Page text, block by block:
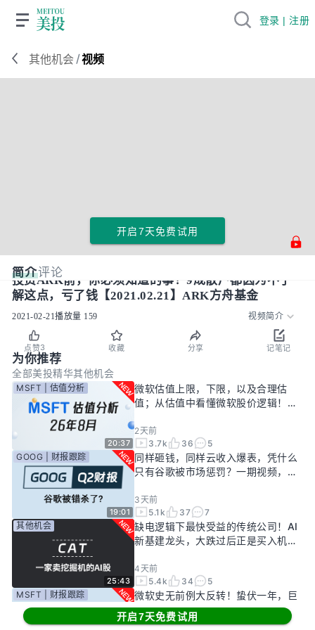
其他机会 /视频
开启7天免费试用
简介评论
投资ARK前，你必须知道的事！9成散户都因为不了
解这点，亏了钱【2021.02.21】ARK方舟基金
2021-02-21播放量 159 视频简介
点赞3 收藏 分享 记笔记
为你推荐
全部美投精华其他机会
20:37
MSFT | 估值分析
微软估值上限，下限，以及合理估
值；从估值中看懂微软股价逻辑！
2天前
3.7k
36 5
19:01
GOOG | 财报跟踪
同样砸钱，同样云收入爆表，凭什么
只有谷歌被市场惩罚？一期视频，告
3天前
5.1k
37 7
25:43
其他机会
缺电逻辑下最快受益的传统公司！AI
新基建龙头，大跌过后正是买入机
4天前
5.4k
34
5
MSFT | 财报跟踪
微软史无前例大反转！蛰伏一年，巨
头终于准备好起飞了？
开启7天免费试用
登录 | 注册